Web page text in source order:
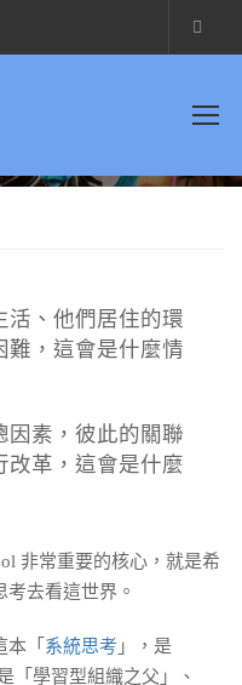
活、他們居住的環
難，這會是什麼情
因素，彼此的關聯
改革，這會是什麼
非常重要的核心，就是希
去看這世界。
本「 系統思考 」，是
「學習型組織之父」、